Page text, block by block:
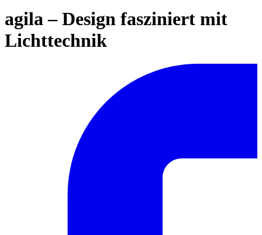
agila – Design fasziniert mit
Lichttechnik